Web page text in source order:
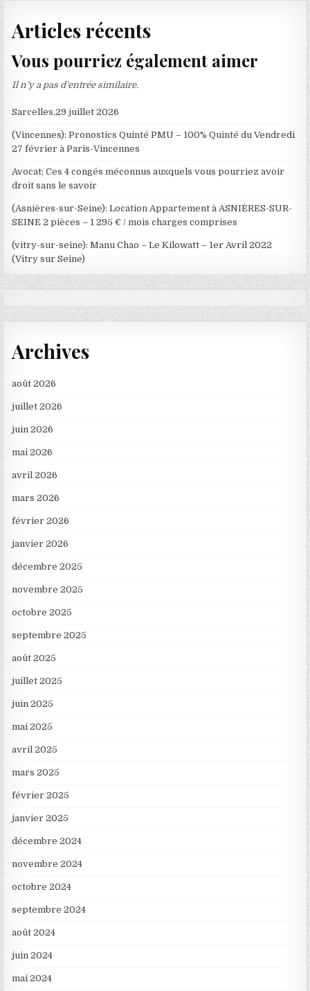
Articles récents
Vous pourriez également aimer
Il n’y a pas d’entrée similaire.
Sarcelles,29 juillet 2026
(Vincennes): Pronostics Quinté PMU – 100% Quinté du Vendredi
27 février à Paris-Vincennes
Avocat; Ces 4 congés méconnus auxquels vous pourriez avoir
droit sans le savoir
(Asnières-sur-Seine): Location Appartement à ASNIÈRES-SUR-
SEINE 2 pièces – 1 295 € / mois charges comprises
(vitry-sur-seine): Manu Chao – Le Kilowatt – 1er Avril 2022
(Vitry sur Seine)
Archives
août 2026
juillet 2026
juin 2026
mai 2026
avril 2026
mars 2026
février 2026
janvier 2026
décembre 2025
novembre 2025
octobre 2025
septembre 2025
août 2025
juillet 2025
juin 2025
mai 2025
avril 2025
mars 2025
février 2025
janvier 2025
décembre 2024
novembre 2024
octobre 2024
septembre 2024
août 2024
juin 2024
mai 2024